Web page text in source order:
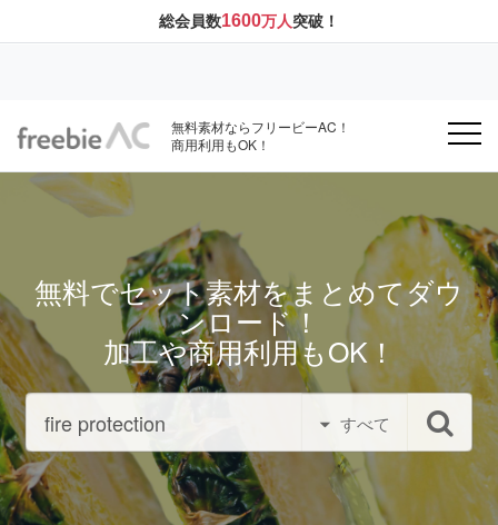
総会員数1600万人突破！
無料素材ならフリービーAC！
商用利用もOK！
無料でセット素材をまとめてダウ
ンロード！
加工や商用利用もOK！
すべて